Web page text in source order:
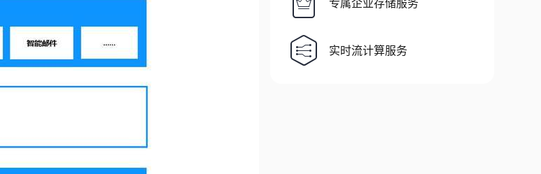
专属企业存储服务
实时流计算服务